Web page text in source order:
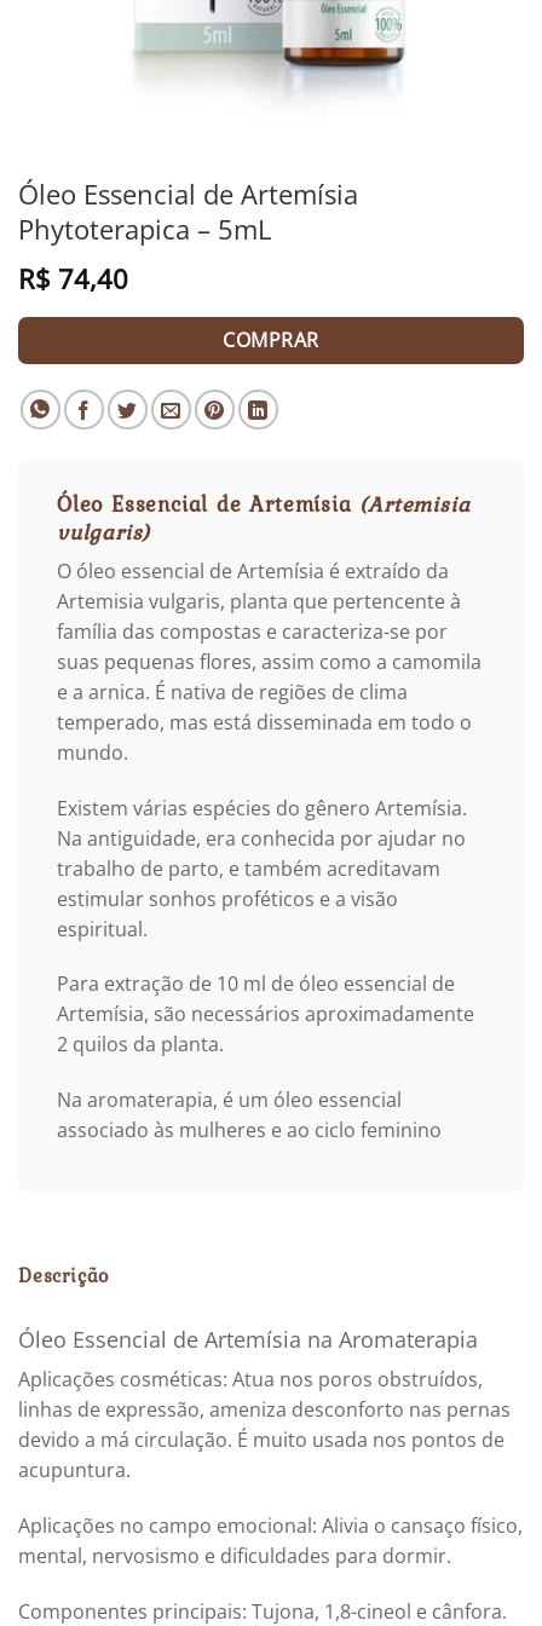
Óleo Essencial de Artemísia
Phytoterapica – 5mL
R$ 74,40
COMPRAR
Óleo Essencial de Artemísia (Artemisia
vulgaris)
O óleo essencial de Artemísia é extraído da
Artemisia vulgaris, planta que pertencente à
família das compostas e caracteriza-se por
suas pequenas flores, assim como a camomila
e a arnica. É nativa de regiões de clima
temperado, mas está disseminada em todo o
mundo.
Existem várias espécies do gênero Artemísia.
Na antiguidade, era conhecida por ajudar no
trabalho de parto, e também acreditavam
estimular sonhos proféticos e a visão
espiritual.
Para extração de 10 ml de óleo essencial de
Artemísia, são necessários aproximadamente
2 quilos da planta.
Na aromaterapia, é um óleo essencial
associado às mulheres e ao ciclo feminino
Descrição
Óleo Essencial de Artemísia na Aromaterapia
Aplicações cosméticas: Atua nos poros obstruídos,
linhas de expressão, ameniza desconforto nas pernas
devido a má circulação. É muito usada nos pontos de
acupuntura.
Aplicações no campo emocional: Alivia o cansaço físico,
mental, nervosismo e dificuldades para dormir.
Componentes principais: Tujona, 1,8-cineol e cânfora.